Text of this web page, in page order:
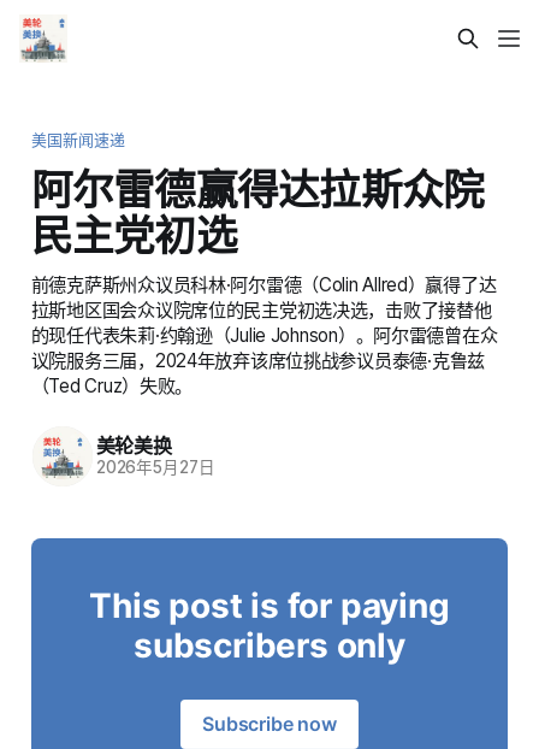
美国新闻速递
阿尔雷德赢得达拉斯众院
民主党初选
前德克萨斯州众议员科林·阿尔雷德（Colin Allred）赢得了达
拉斯地区国会众议院席位的民主党初选决选，击败了接替他
的现任代表朱莉·约翰逊（Julie Johnson）。阿尔雷德曾在众
议院服务三届，2024年放弃该席位挑战参议员泰德·克鲁兹
（Ted Cruz）失败。
美轮美换
2026年5月27日
This post is for paying
subscribers only
Subscribe now